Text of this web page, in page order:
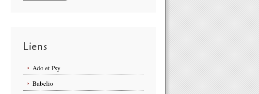
Liens
Ado et Psy
Babelio